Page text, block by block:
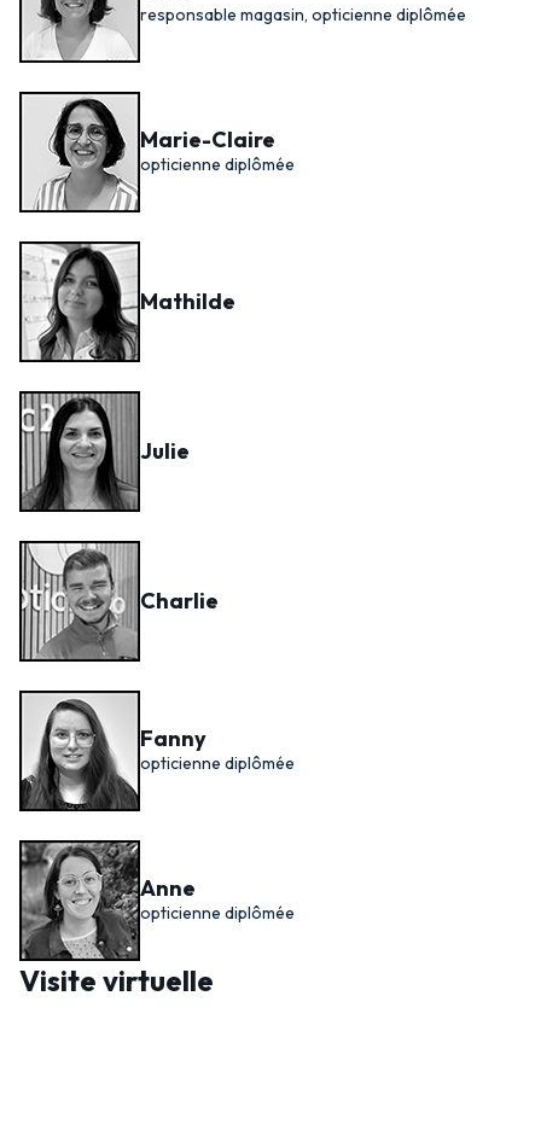
responsable magasin, opticienne diplômée
Marie-Claire
opticienne diplômée
Mathilde
Julie
Charlie
Fanny
opticienne diplômée
Anne
opticienne diplômée
Visite virtuelle